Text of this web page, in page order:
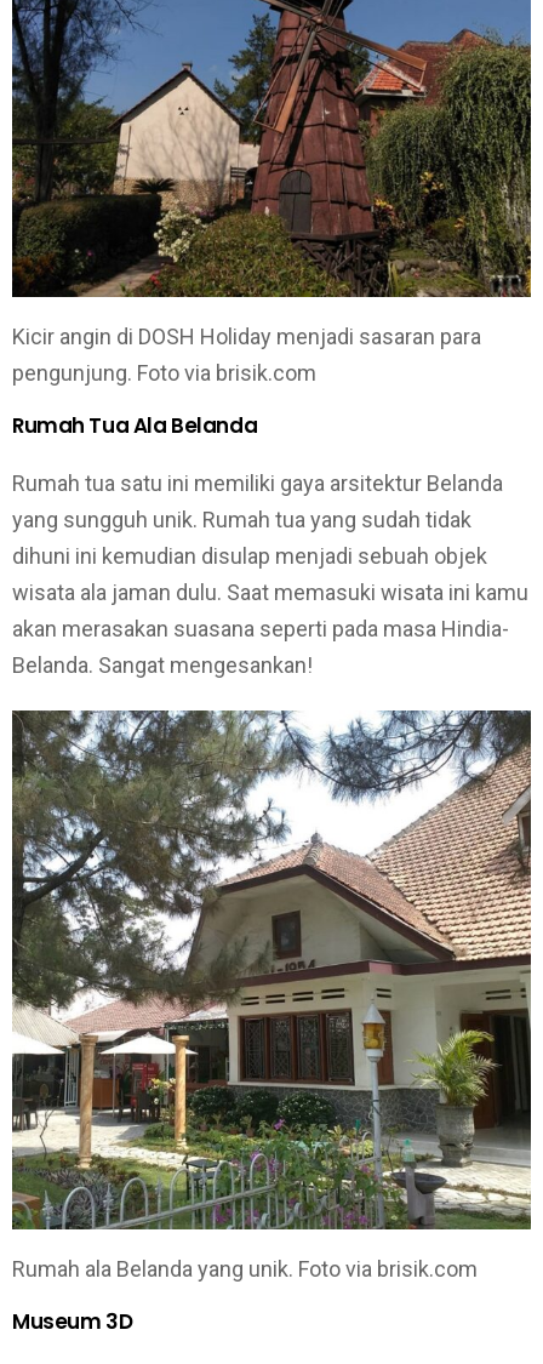
Kicir angin di DOSH Holiday menjadi sasaran para
pengunjung. Foto via brisik.com
Rumah Tua Ala Belanda
Rumah tua satu ini memiliki gaya arsitektur Belanda
yang sungguh unik. Rumah tua yang sudah tidak
dihuni ini kemudian disulap menjadi sebuah objek
wisata ala jaman dulu. Saat memasuki wisata ini kamu
akan merasakan suasana seperti pada masa Hindia-
Belanda. Sangat mengesankan!
Rumah ala Belanda yang unik. Foto via brisik.com
Museum 3D